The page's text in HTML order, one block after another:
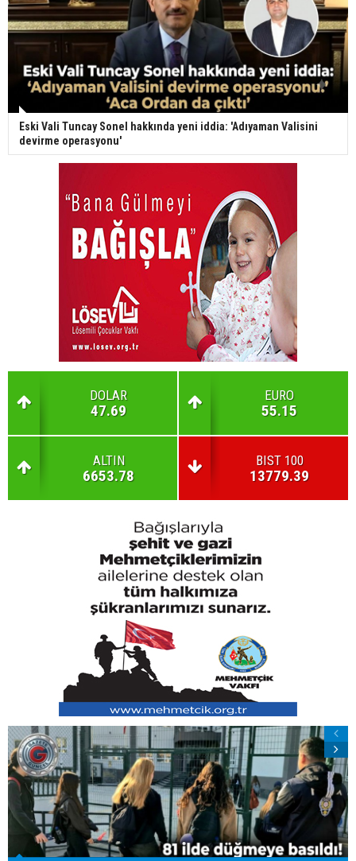
Eski Vali Tuncay Sonel hakkında yeni iddia: 'Adıyaman Valisini
devirme operasyonu'
DOLAR
47.69
EURO
55.15
ALTIN
6653.78
BIST 100
13779.39